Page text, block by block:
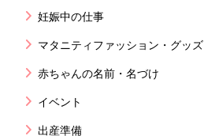
妊娠中の仕事
マタニティファッション・グッズ
赤ちゃんの名前・名づけ
イベント
出産準備